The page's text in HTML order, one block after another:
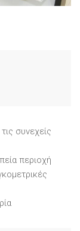
συνεχείς
περιοχή